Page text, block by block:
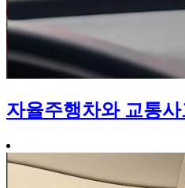
자율주행차와 교통